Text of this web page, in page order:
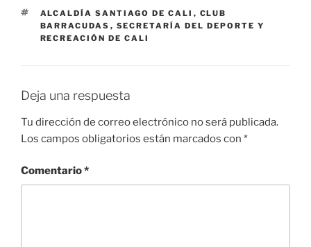
ETIQUETAS
ALCALDÍA SANTIAGO DE CALI , CLUB
BARRACUDAS , SECRETARÍA DEL DEPORTE Y
RECREACIÓN DE CALI
Deja una respuesta
Tu dirección de correo electrónico no será publicada.
Los campos obligatorios están marcados con *
Comentario*